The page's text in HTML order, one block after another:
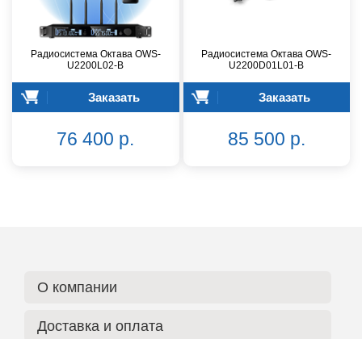
Радиосистема Октава OWS-
U2200L02-B
Заказать
76 400 р.
Радиосистема Октава OWS-
U2200D01L01-B
Заказать
85 500 р.
О компании
Доставка и оплата